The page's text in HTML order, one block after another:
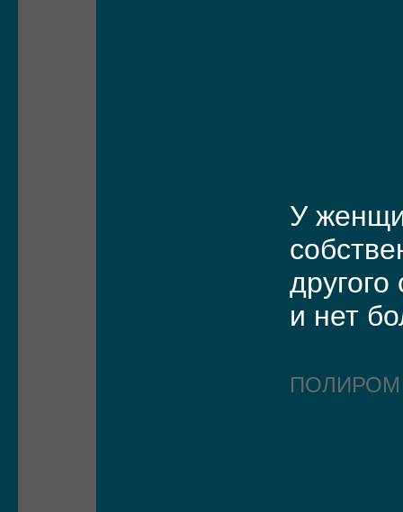
У
другого
и нет